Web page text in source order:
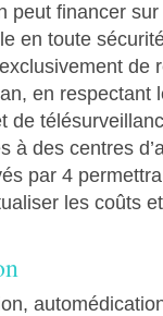
peut financer
en toute
de
en respectant
de
à des centres
par 4
les coûts